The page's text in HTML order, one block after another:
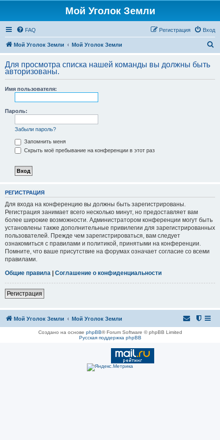
Мой Уголок Земли
FAQ Вход
Регистрация
Мой Уголок Земли Мой Уголок Земли
с
Для просмотра списка нашей команды вы должны быть
авторизованы.
Имя пользователя:
Пароль:
Забыли пароль?
Запомнить меня
Скрыть моё пребывание на конференции в этот раз
РЕГИСТРАЦИЯ
Для входа на конференцию вы должны быть зарегистрированы.
Регистрация занимает всего несколько минут, но предоставляет вам
более широкие возможности. Администратором конференции могут быть
установлены также дополнительные привилегии для зарегистрированных
пользователей. Прежде чем зарегистрироваться, вам следует
ознакомиться с правилами и политикой, принятыми на конференции.
Помните, что ваше присутствие на форумах означает согласие со всеми
правилами.
Общие правила | Соглашение о конфиденциальности
Регистрация
Мой Уголок Земли Мой Уголок Земли
Создано на основе phpBB® Forum Software © phpBB Limited
Русская поддержка phpBB